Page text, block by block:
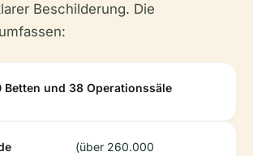
Beschilderung. Die
Betten und 38 Operationssäle
(über 260.000